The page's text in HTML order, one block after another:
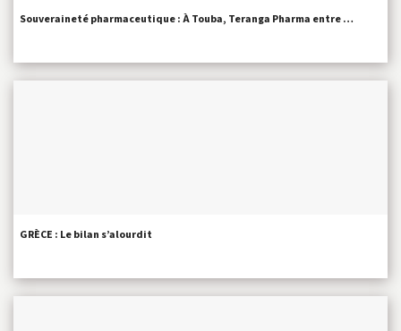
Souveraineté pharmaceutique : À Touba, Teranga Pharma entre …
GRÈCE : Le bilan s’alourdit